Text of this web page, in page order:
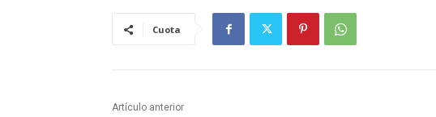
Cuota
Artículo anterior